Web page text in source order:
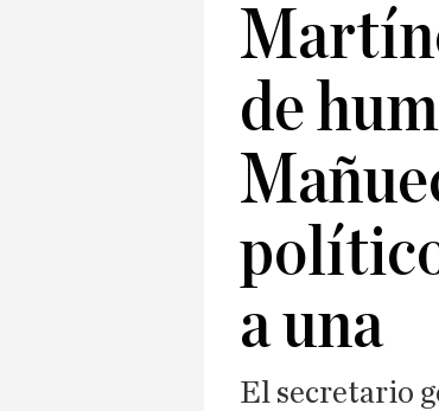
de
a una
El secretario